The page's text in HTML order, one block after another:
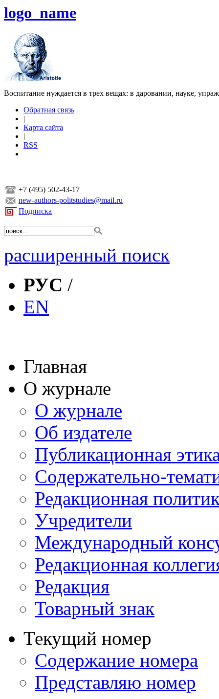
logo_name
Воспитание нуждается в трех вещах: в даровании, науке,
Обратная связь
|
Карта сайта
|
RSS
+7 (495) 502-43-17
new-authors-politstudies@mail.ru
Подписка
расширенный поиск
РУС /
EN
Главная
О журнале
О журнале
Об издателе
Публикационная
Содержательно-
Редакционная
Учредители
Международный
Редакционная
Редакция
Товарный знак
Текущий номер
Содержание номера
Представляю номер